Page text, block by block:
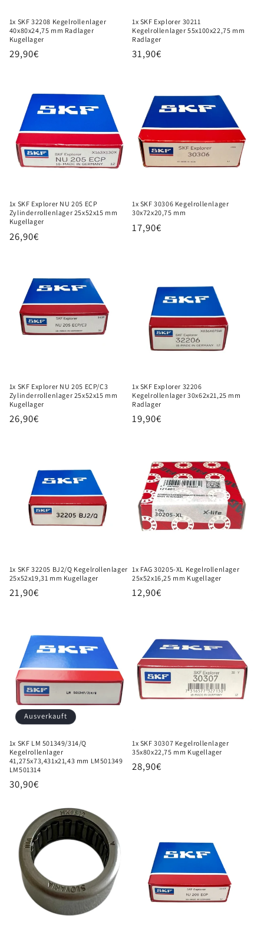
1x SKF 32208 Kegelrollenlager
40x80x24,75 mm Radlager
Kugellager
Normaler
29,90€
1x SKF Explorer 30211
Kegelrollenlager 55x100x22,75 mm
Radlager
Normaler
31,90€
1x SKF Explorer NU 205 ECP
Zylinderrollenlager 25x52x15 mm
Kugellager
Normaler
26,90€
1x SKF 30306 Kegelrollenlager
30x72x20,75 mm
Normaler
17,90€
1x SKF Explorer NU 205 ECP/C3
Zylinderrollenlager 25x52x15 mm
Kugellager
Normaler
26,90€
1x SKF Explorer 32206
Kegelrollenlager 30x62x21,25 mm
Radlager
Normaler
19,90€
1x SKF 32205 BJ2/Q Kegelrollenlager
25x52x19,31 mm Kugellager
Normaler
21,90€
1x FAG 30205-XL Kegelrollenlager
25x52x16,25 mm Kugellager
Normaler
12,90€
Ausverkauft
1x SKF LM 501349/314/Q
Kegelrollenlager
41,275x73,431x21,43 mm LM501349
LM501314
Normaler
30,90€
1x SKF 30307 Kegelrollenlager
35x80x22,75 mm Kugellager
Normaler
28,90€